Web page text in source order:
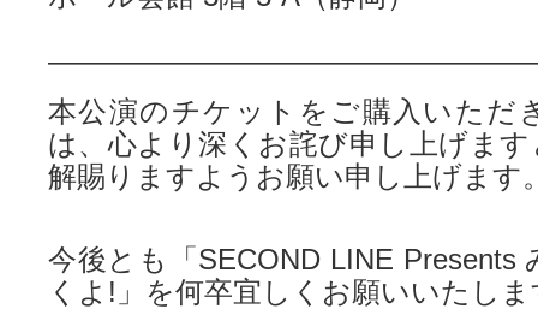
本公演のチケットをご購入いただ
は、心より深くお詫び申し上げま
解賜りますようお願い申し上げます
今後とも「SECOND LINE Presents
くよ!」を何卒宜しくお願いいたしま